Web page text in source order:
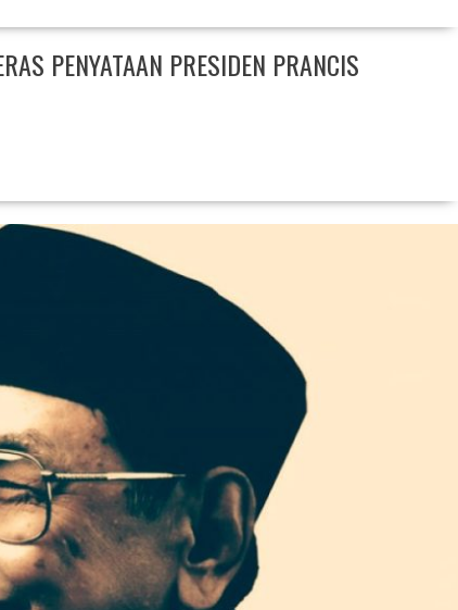
PENYATAAN PRESIDEN PRANCIS